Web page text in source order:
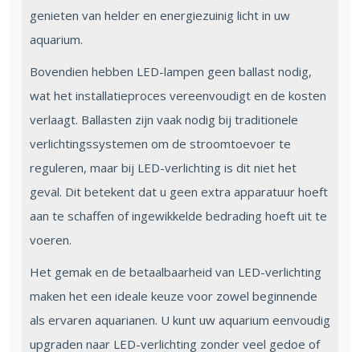
genieten van helder en energiezuinig licht in uw
aquarium.
Bovendien hebben LED-lampen geen ballast nodig,
wat het installatieproces vereenvoudigt en de kosten
verlaagt. Ballasten zijn vaak nodig bij traditionele
verlichtingssystemen om de stroomtoevoer te
reguleren, maar bij LED-verlichting is dit niet het
geval. Dit betekent dat u geen extra apparatuur hoeft
aan te schaffen of ingewikkelde bedrading hoeft uit te
voeren.
Het gemak en de betaalbaarheid van LED-verlichting
maken het een ideale keuze voor zowel beginnende
als ervaren aquarianen. U kunt uw aquarium eenvoudig
upgraden naar LED-verlichting zonder veel gedoe of